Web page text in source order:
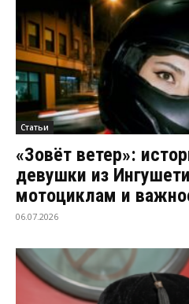
Статьи
«Зовёт ветер»:
девушки из
мотоциклам и
06.07.2026